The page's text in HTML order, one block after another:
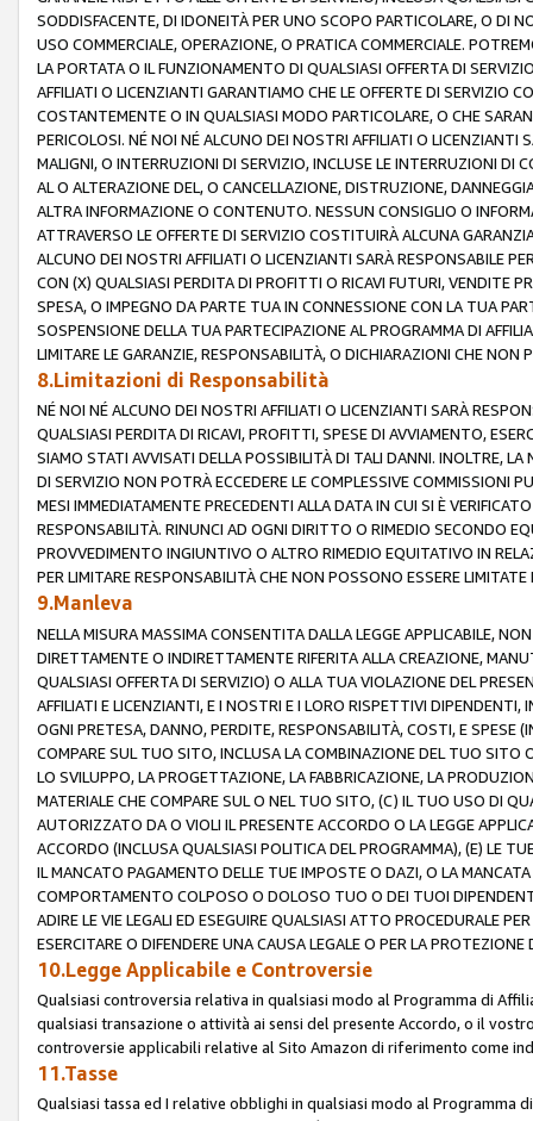
SODDISFACENTE, DI IDONEITÀ PER UNO SCOPO PARTICOLARE, O DI
USO COMMERCIALE, OPERAZIONE, O PRATICA COMMERCIALE.
LA PORTATA O IL FUNZIONAMENTO DI QUALSIASI OFFERTA DI
AFFILIATI O LICENZIANTI GARANTIAMO CHE LE OFFERTE DI SERVIZIO
COSTANTEMENTE O IN QUALSIASI MODO PARTICOLARE, O CHE
PERICOLOSI. NÉ NOI NÉ ALCUNO DEI NOSTRI AFFILIATI O LICENZIANTI
MALIGNI, O INTERRUZIONI DI SERVIZIO, INCLUSE LE INTERRUZIONI DI
AL O ALTERAZIONE DEL, O CANCELLAZIONE, DISTRUZIONE,
ALTRA INFORMAZIONE O CONTENUTO. NESSUN CONSIGLIO O
ATTRAVERSO LE OFFERTE DI SERVIZIO COSTITUIRÀ ALCUNA
ALCUNO DEI NOSTRI AFFILIATI O LICENZIANTI SARÀ RESPONSABILE
CON (X) QUALSIASI PERDITA DI PROFITTI O RICAVI FUTURI, VENDITE
SPESA, O IMPEGNO DA PARTE TUA IN CONNESSIONE CON LA TUA
SOSPENSIONE DELLA TUA PARTECIPAZIONE AL PROGRAMMA DI
LIMITARE LE GARANZIE, RESPONSABILITÀ, O DICHIARAZIONI CHE NON
8.Limitazioni di Responsabilità
NÉ NOI NÉ ALCUNO DEI NOSTRI AFFILIATI O LICENZIANTI SARÀ
QUALSIASI PERDITA DI RICAVI, PROFITTI, SPESE DI AVVIAMENTO,
SIAMO STATI AVVISATI DELLA POSSIBILITÀ DI TALI DANNI. INOLTRE,
DI SERVIZIO NON POTRÀ ECCEDERE LE COMPLESSIVE COMMISSIONI
MESI IMMEDIATAMENTE PRECEDENTI ALLA DATA IN CUI SI È
RESPONSABILITÀ. RINUNCI AD OGNI DIRITTO O RIMEDIO SECONDO
PROVVEDIMENTO INGIUNTIVO O ALTRO RIMEDIO EQUITATIVO IN
PER LIMITARE RESPONSABILITÀ CHE NON POSSONO ESSERE LIMITATE
9.Manleva
NELLA MISURA MASSIMA CONSENTITA DALLA LEGGE APPLICABILE,
DIRETTAMENTE O INDIRETTAMENTE RIFERITA ALLA CREAZIONE,
QUALSIASI OFFERTA DI SERVIZIO) O ALLA TUA VIOLAZIONE DEL
AFFILIATI E LICENZIANTI, E I NOSTRI E I LORO RISPETTIVI
OGNI PRETESA, DANNO, PERDITE, RESPONSABILITÀ, COSTI, E SPESE
COMPARE SUL TUO SITO, INCLUSA LA COMBINAZIONE DEL TUO SITO
LO SVILUPPO, LA PROGETTAZIONE, LA FABBRICAZIONE, LA
MATERIALE CHE COMPARE SUL O NEL TUO SITO, (C) IL TUO USO DI
AUTORIZZATO DA O VIOLI IL PRESENTE ACCORDO O LA LEGGE
ACCORDO (INCLUSA QUALSIASI POLITICA DEL PROGRAMMA), (E) LE
IL MANCATO PAGAMENTO DELLE TUE IMPOSTE O DAZI, O LA
COMPORTAMENTO COLPOSO O DOLOSO TUO O DEI TUOI
ADIRE LE VIE LEGALI ED ESEGUIRE QUALSIASI ATTO PROCEDURALE
ESERCITARE O DIFENDERE UNA CAUSA LEGALE O PER LA
10.Legge Applicabile e Controversie
Qualsiasi controversia relativa in qualsiasi modo al Programma di
qualsiasi transazione o attività ai sensi del presente Accordo, o il
controversie applicabili relative al Sito Amazon di riferimento come
11.Tasse
Qualsiasi tassa ed I relative obblighi in qualsiasi modo al